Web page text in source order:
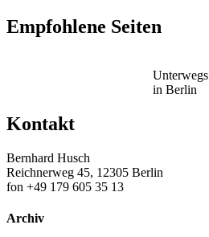
Empfohlene Seiten
Unterwegs
in Berlin
Kontakt
Bernhard Husch
Reichnerweg 45, 12305 Berlin
fon +49 179 605 35 13
Archiv